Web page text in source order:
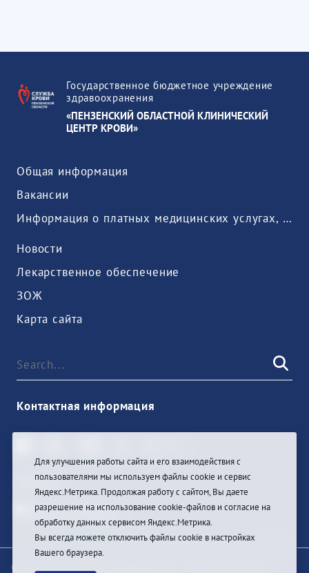
Государственное бюджетное учреждение
здравоохранения
«ПЕНЗЕНСКИЙ ОБЛАСТНОЙ КЛИНИЧЕСКИЙ
ЦЕНТР КРОВИ»
Общая информация
Вакансии
Информация о платных медицинских услугах, предоставляемых медицинской организацией
Новости
Лекарственное обеспечение
ЗОЖ
Карта сайта
Контактная информация
Sign In
© При цитировании информации с сайта ссылка на
Для улучшения работы сайта и его взаимодействия с
пользователями мы используем файлы cookie и сервис
Яндекс.Метрика. Продолжая работу с сайтом, Вы даете
разрешение на использование cookie-файлов и согласие на
обработку данных сервисом Яндекс.Метрика.
Вы всегда можете отключить файлы cookie в настройках
Вашего браузера.